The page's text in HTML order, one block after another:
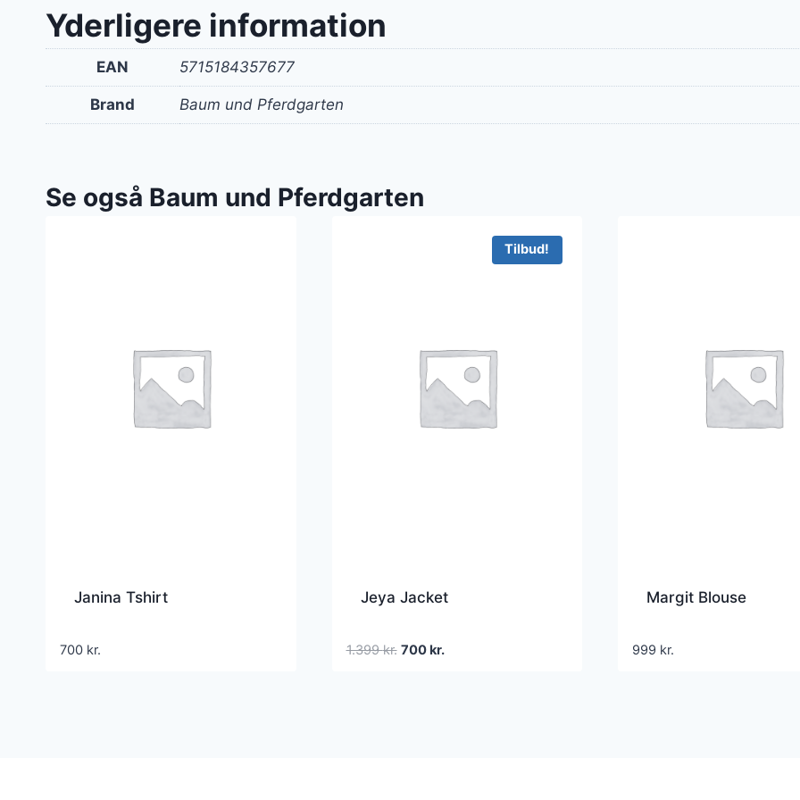
Yderligere information
EAN 5715184357677
Brand Baum und Pferdgarten
Se også Baum und Pferdgarten
Janina Tshirt
700 kr.
Tilbud!
Jeya Jacket
1.399kr. Den
700kr.Den
Margit Blouse
999 kr.